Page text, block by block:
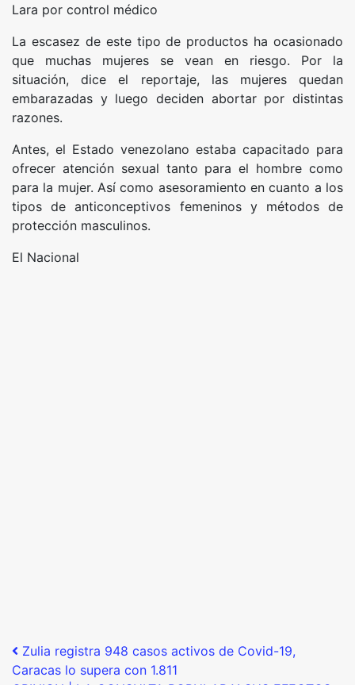
Lara por control médico
La escasez de este tipo de productos ha ocasionado
que muchas mujeres se vean en riesgo. Por la
situación, dice el reportaje, las mujeres quedan
embarazadas y luego deciden abortar por distintas
razones.
Antes, el Estado venezolano estaba capacitado para
ofrecer atención sexual tanto para el hombre como
para la mujer. Así como asesoramiento en cuanto a los
tipos de anticonceptivos femeninos y métodos de
protección masculinos.
El Nacional
Post navigation
Zulia registra 948 casos activos de Covid-19,
Caracas lo supera con 1.811